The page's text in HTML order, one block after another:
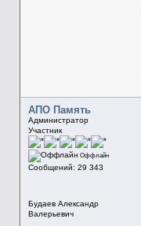
АПО Память
Администратор
Участник
Оффлайн
Сообщений: 29 343
Будаев Александр
Валерьевич